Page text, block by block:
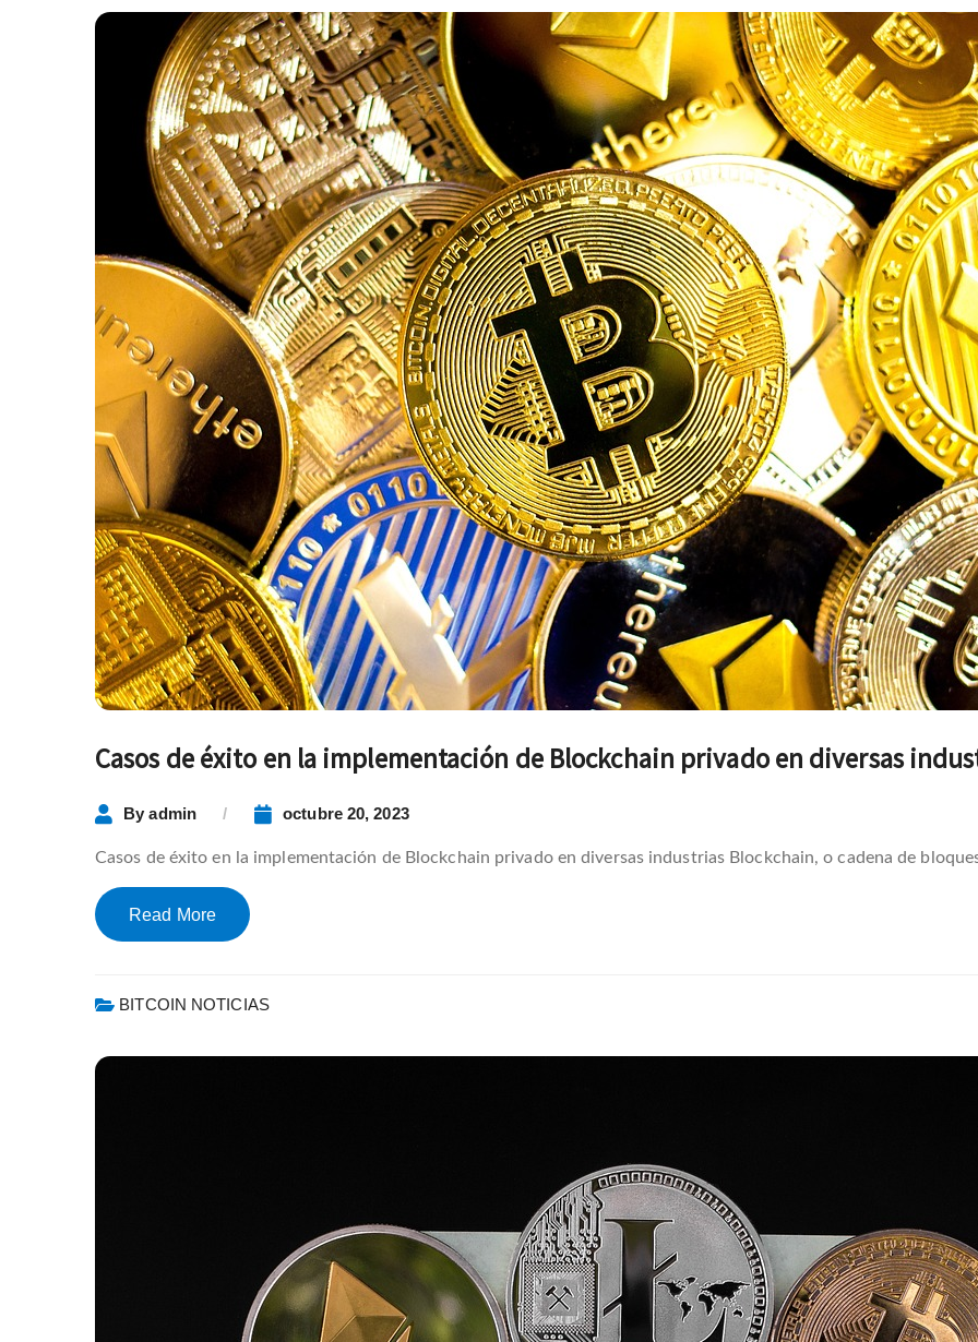
Casos de éxito en la implementación de Blockchain privado en diversas
Byadmin octubre 20, 2023
Casos de éxito en la implementación de Blockchain privado en diversas industrias Blockchain, o cadena de
Read More
BITCOIN NOTICIAS